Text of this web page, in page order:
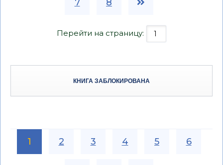
7 8
Перейти на страницу:
КНИГА ЗАБЛОКИРОВАНА
1 2 3 4 5 6